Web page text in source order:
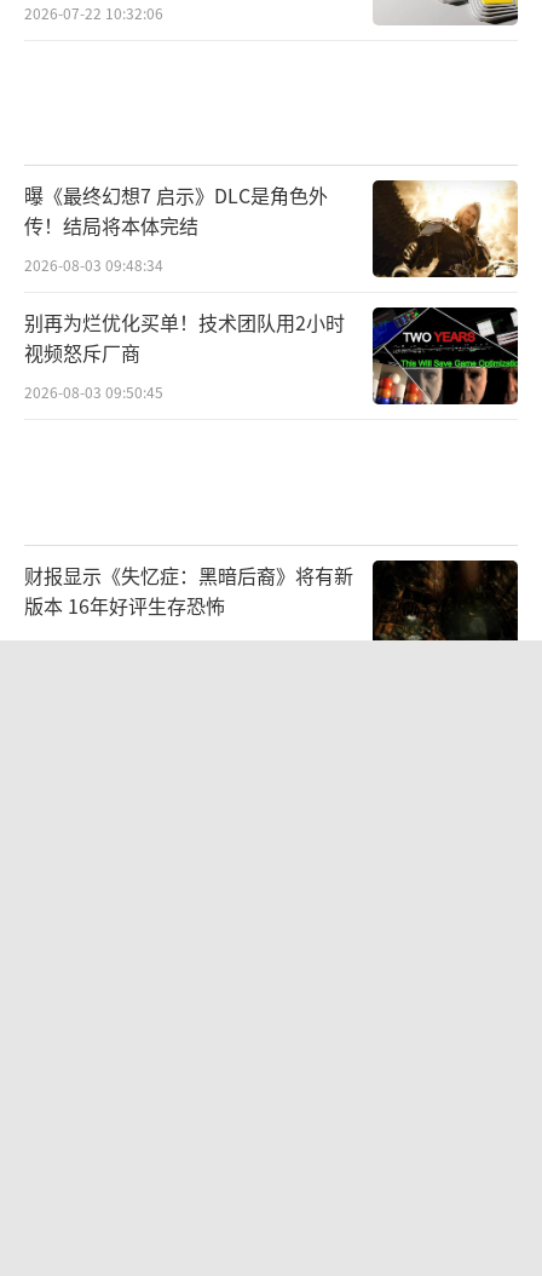
2026-07-22 10:32:06
曝《最终幻想7 启示》DLC是角色外
传！结局将本体完结
2026-08-03 09:48:34
别再为烂优化买单！技术团队用2小时
视频怒斥厂商
2026-08-03 09:50:45
财报显示《失忆症：黑暗后裔》将有新
版本 16年好评生存恐怖
2026-08-03 09:47:33